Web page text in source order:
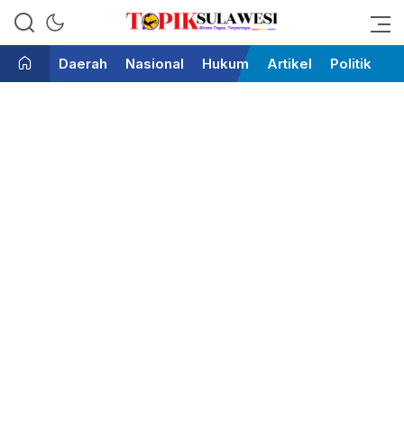
Topik Sulawesi
Bicara Tegas Terpercaya
Daerah
Nasional Hukum Artikel Politik